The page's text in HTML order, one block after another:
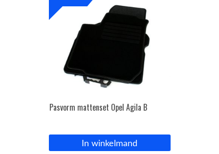
Pasvorm mattenset Opel Agila B
In winkelmand